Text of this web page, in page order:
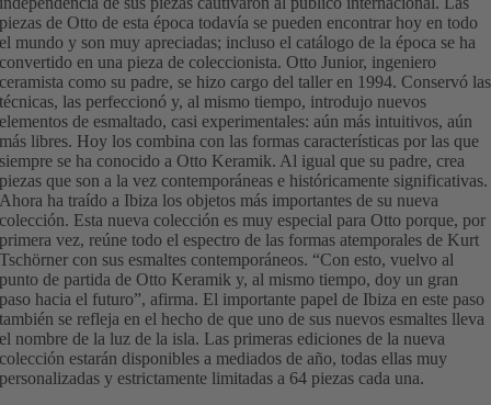
piezas de Otto de esta época todavía se pueden encontrar hoy en todo
el mundo y son muy apreciadas; incluso el catálogo de la época se ha
convertido en una pieza de coleccionista. Otto Junior, ingeniero
ceramista como su padre, se hizo cargo del taller en 1994. Conservó las
técnicas, las perfeccionó y, al mismo tiempo, introdujo nuevos
elementos de esmaltado, casi experimentales: aún más intuitivos, aún
más libres. Hoy los combina con las formas características por las que
siempre se ha conocido a Otto Keramik. Al igual que su padre, crea
piezas que son a la vez contemporáneas e históricamente significativas.
Ahora ha traído a Ibiza los objetos más importantes de su nueva
colección. Esta nueva colección es muy especial para Otto porque, por
primera vez, reúne todo el espectro de las formas atemporales de Kurt
Tschörner con sus esmaltes contemporáneos. “Con esto, vuelvo al
punto de partida de Otto Keramik y, al mismo tiempo, doy un gran
paso hacia el futuro”, afirma. El importante papel de Ibiza en este paso
también se refleja en el hecho de que uno de sus nuevos esmaltes lleva
el nombre de la luz de la isla. Las primeras ediciones de la nueva
colección estarán disponibles a mediados de año, todas ellas muy
personalizadas y estrictamente limitadas a 64 piezas cada una.